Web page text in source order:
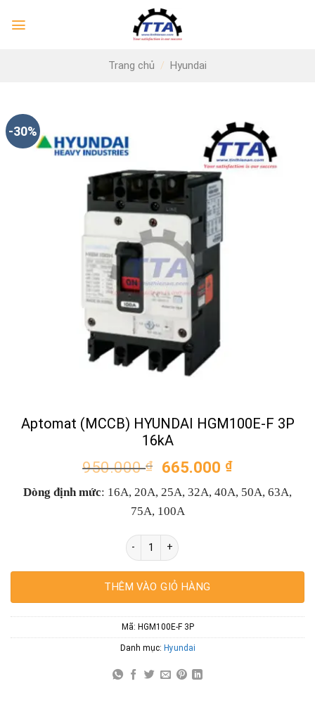
Trang chủ / Hyundai
-30%
Aptomat (MCCB) HYUNDAI HGM100E-F 3P
16kA
950.000₫
Giá
là:
950.000 ₫.
665.000 ₫Giá
tại
Dòng định mức: 16A, 20A, 25A, 32A, 40A, 50A, 63A,
75A, 100A
Aptomat (MCCB) HYUNDAI HGM100E-F
THÊM VÀO GIỎ HÀNG
Mã: HGM100E-F 3P
Danh mục: Hyundai